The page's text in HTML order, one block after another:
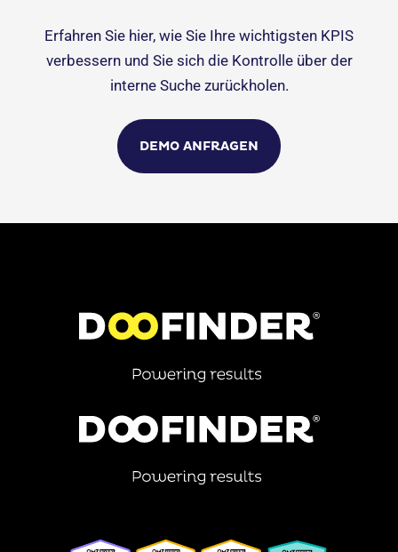
Erfahren Sie hier, wie Sie Ihre wichtigsten KPIS
verbessern und Sie sich die Kontrolle über der
interne Suche zurückholen.
DEMO ANFRAGEN